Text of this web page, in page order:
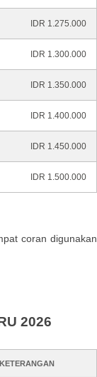
IDR 1.275.000
IDR 1.300.000
IDR 1.350.000
IDR 1.400.000
IDR 1.450.000
IDR 1.500.000
coran digunakan
2026
KETERANGAN